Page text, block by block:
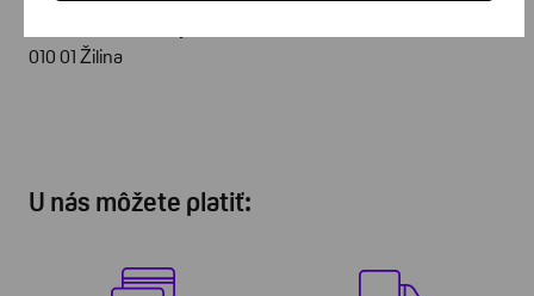
010 01 Žilina
U nás môžete platiť: